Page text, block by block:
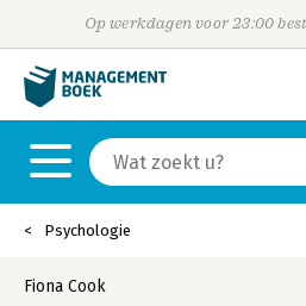
Op werkdagen voor 23:00
Psychologie
Fiona Cook